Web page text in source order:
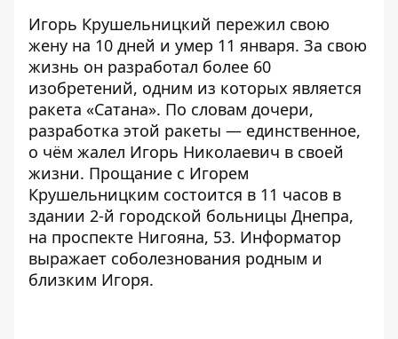
Игорь Крушельницкий пережил свою
жену на 10 дней и умер 11 января. За свою
жизнь он разработал более 60
изобретений, одним из которых является
ракета «Сатана». По словам дочери,
разработка этой ракеты — единственное,
о чём жалел Игорь Николаевич в своей
жизни. Прощание с Игорем
Крушельницким состоится в 11 часов в
здании 2-й городской больницы Днепра,
на проспекте Нигояна, 53. Информатор
выражает соболезнования родным и
близким Игоря.